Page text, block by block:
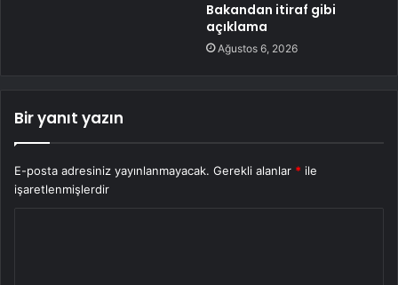
Bakandan itiraf gibi
açıklama
Ağustos 6, 2026
Bir yanıt yazın
E-posta adresiniz yayınlanmayacak. Gerekli alanlar * ile
işaretlenmişlerdir